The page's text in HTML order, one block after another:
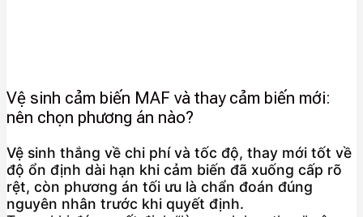
Vệ sinh cảm biến MAF và thay cảm biến mới:
nên chọn phương án nào?
Vệ sinh thắng về chi phí và tốc độ, thay mới tốt về
độ ổn định dài hạn khi cảm biến đã xuống cấp rõ
rệt, còn phương án tối ưu là chẩn đoán đúng
nguyên nhân trước khi quyết định.